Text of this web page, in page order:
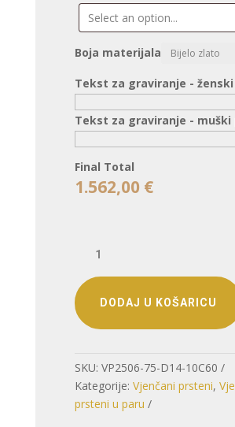
Boja materijala
Tekst za graviranje -
Tekst za graviranje - muški
Final Total
1.562,00 €
PRSTENJE
DUOHARMONIJA
–
DVA
ISTAKNUTA
JEDAN
ZAJEDNIČKI
CILJ
DODAJ U KOŠARICU
SKU: VP2506-75-D14-10C60
Kategorije: Vjenčani prsteni,
prsteni u paru